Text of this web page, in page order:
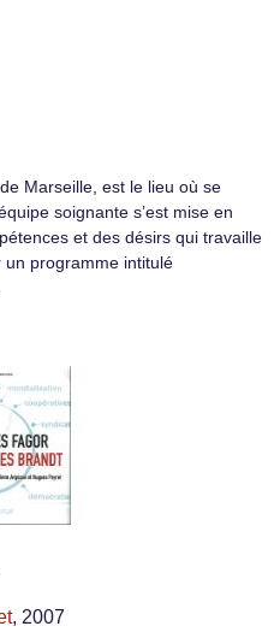
Marseille, est le lieu où se
soignante s’est mise en
et des désirs qui travaille
programme intitulé
, 2007